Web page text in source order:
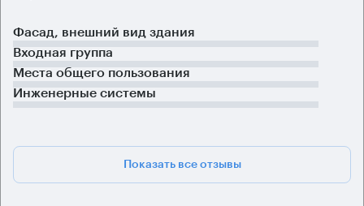
Фасад, внешний вид здания
Входная группа
Места общего пользования
Инженерные системы
Показать все отзывы